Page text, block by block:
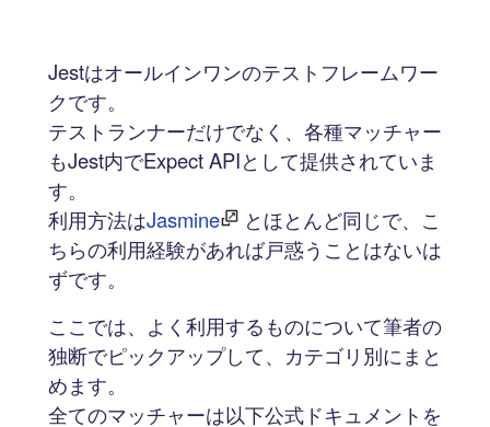
Jestはオールインワンのテストフレームワー
クです。
テストランナーだけでなく、各種マッチャー
もJest内でExpect APIとして提供されていま
す。
利用方法はJasmine
とほとんど同じで、こ
ちらの利用経験があれば戸惑うことはないは
ずです。
ここでは、よく利用するものについて筆者の
独断でピックアップして、カテゴリ別にまと
めます。
全てのマッチャーは以下公式ドキュメントを